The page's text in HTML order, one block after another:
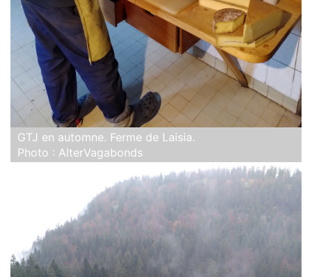
GTJ en automne. Ferme de Laisia.
Photo : AlterVagabonds